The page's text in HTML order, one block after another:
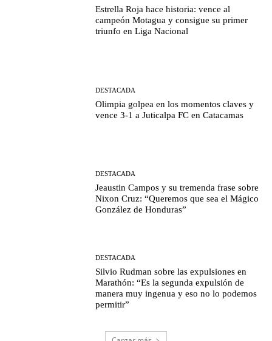
Estrella Roja hace historia: vence al
campeón Motagua y consigue su primer
triunfo en Liga Nacional
DESTACADA
Olimpia golpea en los momentos claves y
vence 3-1 a Juticalpa FC en Catacamas
DESTACADA
Jeaustin Campos y su tremenda frase sobre
Nixon Cruz: “Queremos que sea el Mágico
González de Honduras”
DESTACADA
Silvio Rudman sobre las expulsiones en
Marathón: “Es la segunda expulsión de
manera muy ingenua y eso no lo podemos
permitir”